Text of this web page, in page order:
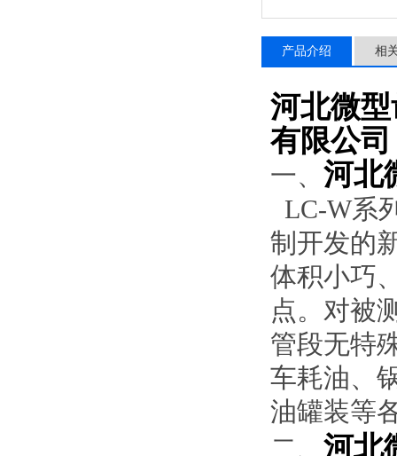
产品介绍 相
河北微
有限公司
一、 河北
LC-W系
制开发的
体积小巧
点。对被
管段无特
车耗油、
油罐装等
二、 河北